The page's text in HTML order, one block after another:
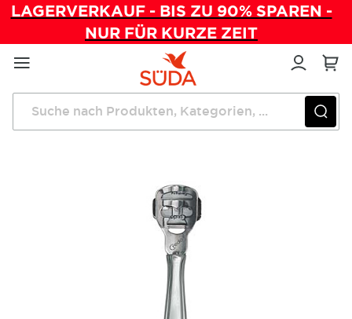
LAGERVERKAUF - BIS ZU 90% SPAREN -
NUR FÜR KURZE ZEIT
Direkt
zum
Inhalt
Startseite Instrumente Credo-Hornhauthobel